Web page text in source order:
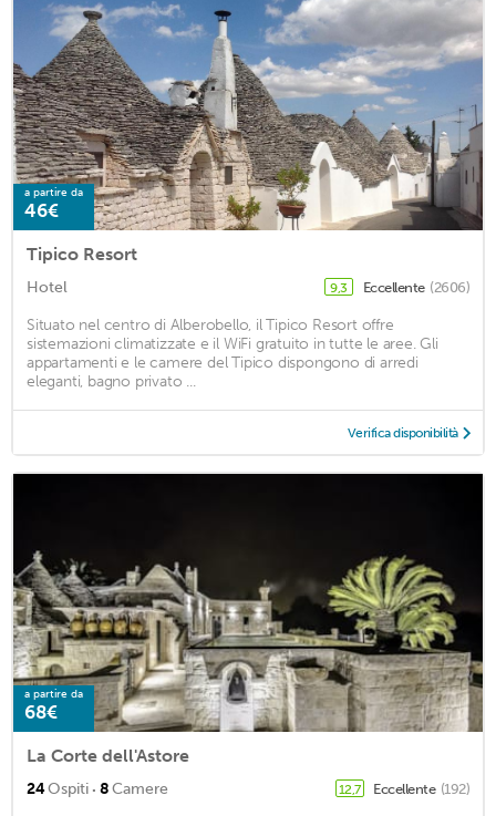
a partire da
46€
Tipico Resort
Hotel 9,3 Eccellente (2606)
Situato nel centro di Alberobello, il Tipico Resort offre
sistemazioni climatizzate e il WiFi gratuito in tutte le aree. Gli
appartamenti e le camere del Tipico dispongono di arredi
eleganti, bagno privato ...
Verifica disponibilità
a partire da
68€
La Corte dell'Astore
24Ospiti · 8Camere 12,7 Eccellente (192)